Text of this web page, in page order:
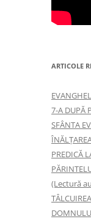
ARTICOLE
7-A DUPĂ
SFÂNTA
PREDICĂ
(Lectură